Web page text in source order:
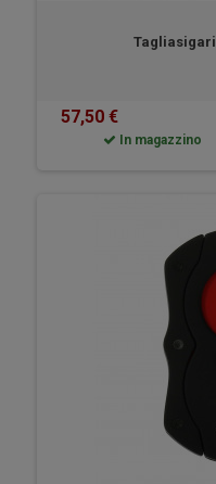
57,50 €
In magazzino